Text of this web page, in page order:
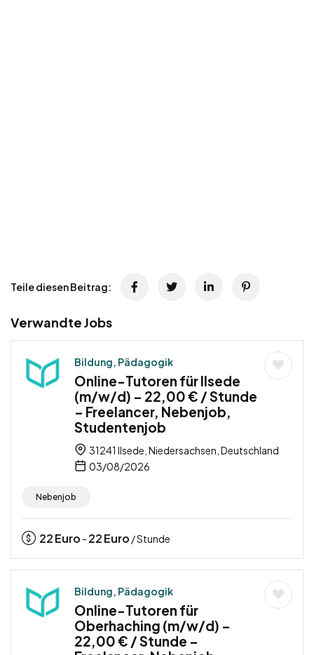
Teile diesen Beitrag:
Verwandte Jobs
Bildung, Pädagogik
Online-Tutoren für Ilsede
(m/w/d) – 22,00 € / Stunde
– Freelancer, Nebenjob,
Studentenjob
31241 Ilsede, Niedersachsen, Deutschland
03/08/2026
Nebenjob
22Euro - 22Euro / Stunde
Bildung, Pädagogik
Online-Tutoren für
Oberhaching (m/w/d) –
22,00 € / Stunde –